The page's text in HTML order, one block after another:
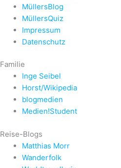
MüllersBlog
MüllersQuiz
Impressum
Datenschutz
Familie
Inge Seibel
Horst/Wikipedia
blogmedien
Medien!Student
Reise-Blogs
Matthias Morr
Wanderfolk